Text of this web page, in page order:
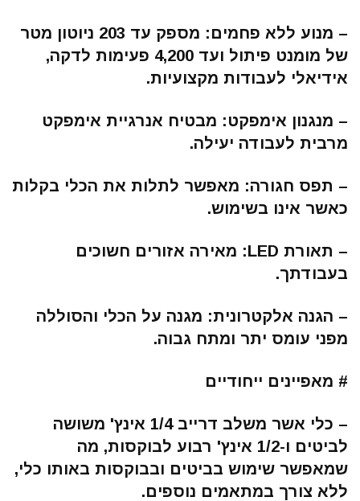
– מנוע ללא פחמים: מספק עד 203 ניוטון מטר
של מומנט פיתול ועד 4,200 פעימות לדקה,
אידיאלי לעבודות מקצועיות.
– מנגנון אימפקט: מבטיח אנרגיית אימפקט
מרבית לעבודה יעילה.
– תפס חגורה: מאפשר לתלות את הכלי בקלות
כאשר אינו בשימוש.
– תאורת LED: מאירה אזורים חשוכים
בעבודתך.
– הגנה אלקטרונית: מגנה על הכלי והסוללה
מפני עומס יתר ומתח גבוה.
# מאפיינים ייחודיים
– כלי אשר משלב דרייב 1/4 אינץ' משושה
לביטים ו-1/2 אינץ' רבוע לבוקסות, מה
שמאפשר שימוש בביטים ובבוקסות באותו כלי,
ללא צורך במתאמים נוספים.